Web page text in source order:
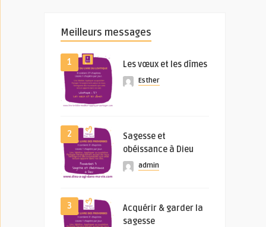
Meilleurs messages
1 Les vœux et les dîmes
Esther
2
Sagesse et
obéissance à Dieu
admin
3
Acquérir & garder la
sagesse